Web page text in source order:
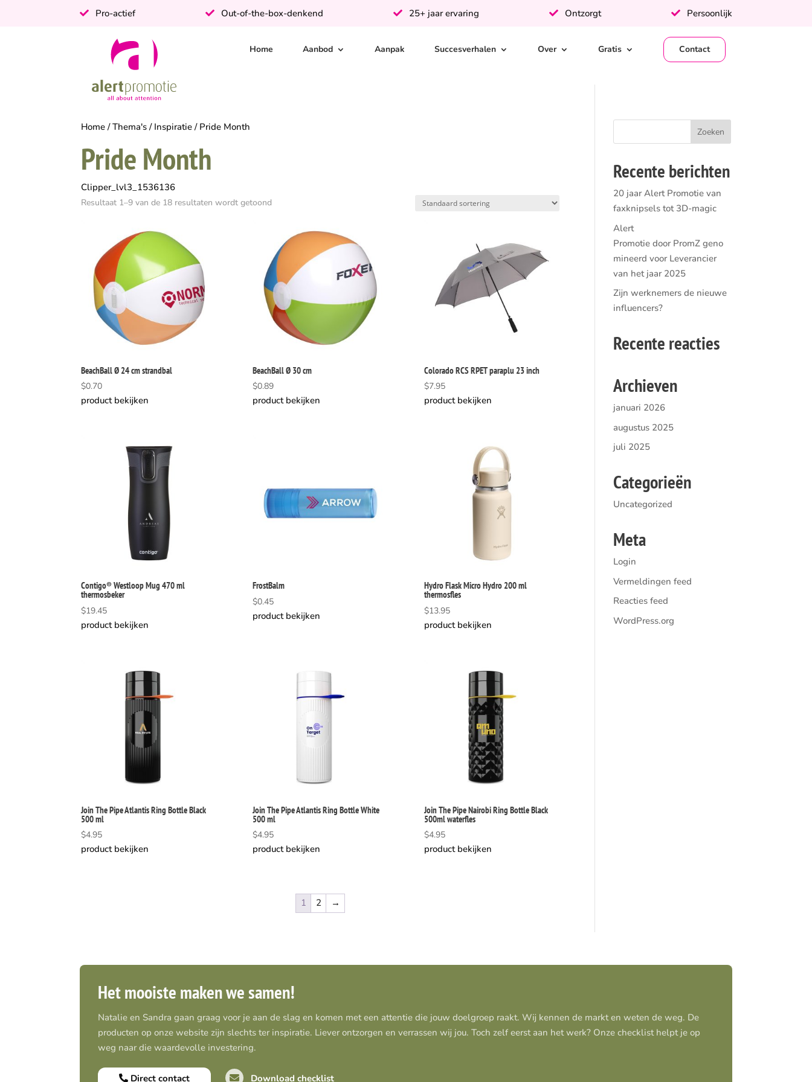
Pro-actief Out-of-the-box-denkend 25+ jaar ervaring Ontzorgt Persoonlijk
Home Aanbod Aanpak Succesverhalen Over Gratis Contact
Home /Thema's / Inspiratie / Pride Month
Pride Month
Clipper_lvl3_1536136
Resultaat 1–9 van de 18 resultaten wordt getoond
BeachBall Ø 24 cm strandbal
$0.70
product bekijken
BeachBall Ø 30 cm
$0.89
product bekijken
Colorado RCS RPET paraplu 23 inch
$7.95
product bekijken
Contigo® Westloop Mug 470 ml
thermosbeker
$19.45
product bekijken
FrostBalm
$0.45
product bekijken
Hydro Flask Micro Hydro 200 ml
thermosfles
$13.95
product bekijken
Join The Pipe Atlantis Ring Bottle Black
500 ml
$4.95
product bekijken
Join The Pipe Atlantis Ring Bottle White
500 ml
$4.95
product bekijken
Join The Pipe Nairobi Ring Bottle Black
500ml waterfles
$4.95
product bekijken
1 2 →
Recente berichten
20 jaar Alert Promotie van
faxknipsels tot 3D-magic
Alert
Promotie door PromZ geno
mineerd voor Leverancier
van het jaar 2025
Zijn werknemers de nieuwe
influencers?
Recente reacties
Archieven
januari 2026
augustus 2025
juli 2025
Categorieën
Uncategorized
Meta
Login
Vermeldingen feed
Reacties feed
WordPress.org
Het mooiste maken we samen!
Natalie en Sandra gaan graag voor je aan de slag en komen met een attentie die jouw doelgroep raakt. Wij kennen de markt en weten de weg. De
producten op onze website zijn slechts ter inspiratie. Liever ontzorgen en verrassen wij jou. Toch zelf eerst aan het werk? Onze checklist helpt je op
weg naar die waardevolle investering.
Direct contact Download checklist